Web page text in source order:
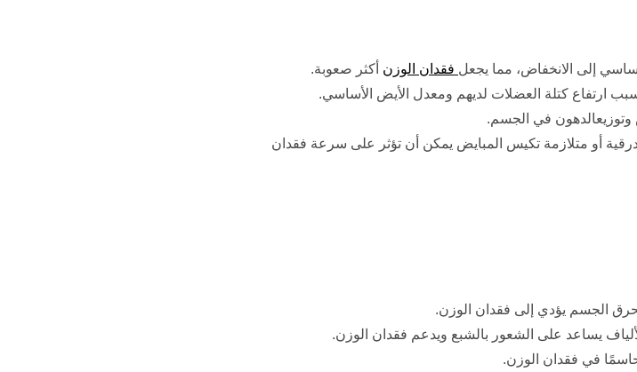
إلى الانخفاض، مما يجعل فقدان الوزن أكثر صعوبة.
ارتفاع كتلة العضلات لديهم ومعدل الأيض الأساسي.
وتوزيعالدهون في الجسم.
أو متلازمة تكيس المبايض يمكن أن تؤثر على سرعة فقدان
الجسم يؤدي إلى فقدان الوزن.
يساعد على الشعور بالشبع ويدعم فقدان الوزن.
حاسمًا في فقدان الوزن.